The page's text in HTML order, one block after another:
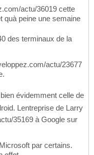
actu/36019 cette
peine une semaine
des terminaux de la
actu/23677
évidemment celle de
Lentreprise de Larry
35169 à Google sur
par certains.